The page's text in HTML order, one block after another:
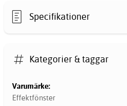
Specifikationer
Kategorier & taggar
Varumärke:
Effektfönster